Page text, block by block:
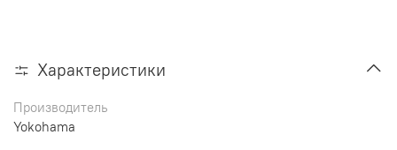
Характеристики
Производитель
Yokohama